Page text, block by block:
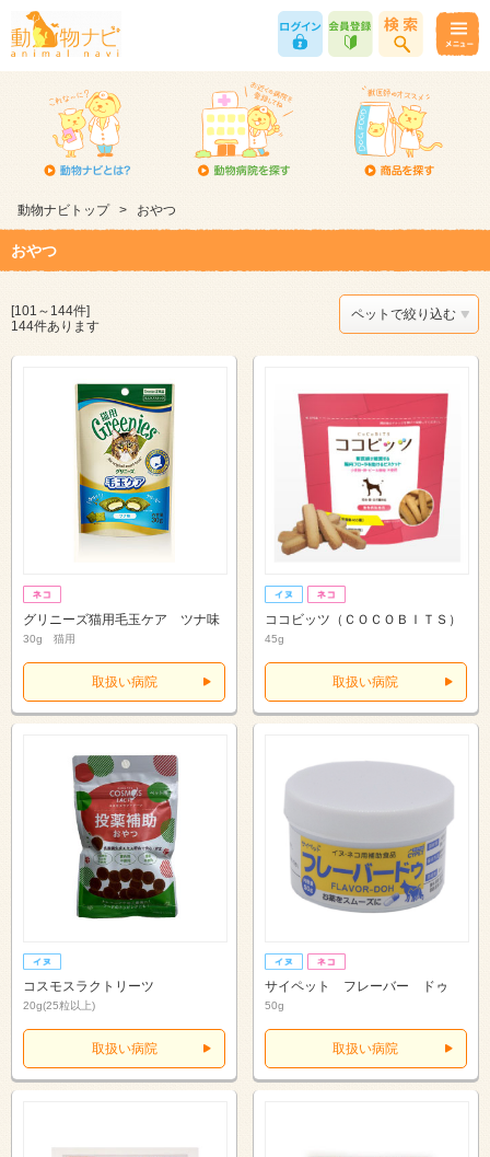
動物ナビトップ > おやつ
おやつ
[101～144件]
144件あります
ペットで絞り込む
グリニーズ猫用毛玉ケア ツナ味
30g 猫用
取扱い病院
ココビッツ（ＣＯＣＯＢＩＴＳ）
45g
取扱い病院
コスモスラクトリーツ
20g(25粒以上)
取扱い病院
サイペット フレーバー ドゥ
50g
取扱い病院